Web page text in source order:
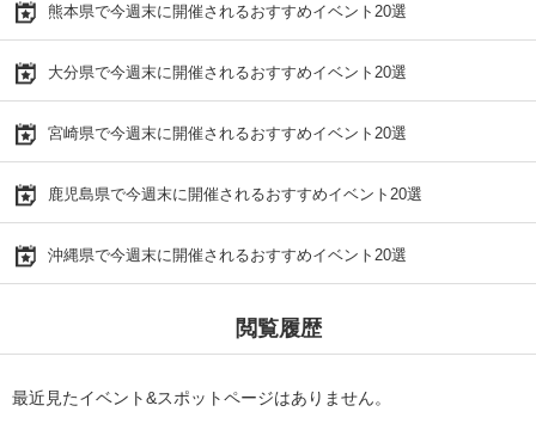
熊本県で今週末に開催されるおすすめイベント20選
大分県で今週末に開催されるおすすめイベント20選
宮崎県で今週末に開催されるおすすめイベント20選
鹿児島県で今週末に開催されるおすすめイベント20選
沖縄県で今週末に開催されるおすすめイベント20選
閲覧履歴
最近見たイベント&スポットページはありません。